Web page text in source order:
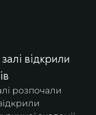
відкрили
розпочали